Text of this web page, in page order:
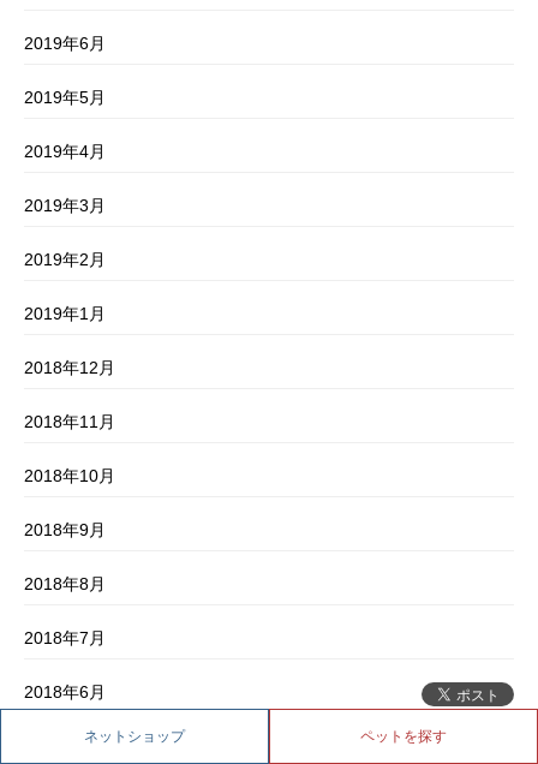
2019年6月
2019年5月
2019年4月
2019年3月
2019年2月
2019年1月
2018年12月
2018年11月
2018年10月
2018年9月
2018年8月
2018年7月
2018年6月
2018年5月ネットショップ ペットを探す